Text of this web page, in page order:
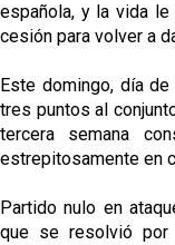
española, y la vida
cesión para volver a
Este domingo, día
tres puntos al
tercera semana
estrepitosamente en
Partido nulo en
que se resolvió